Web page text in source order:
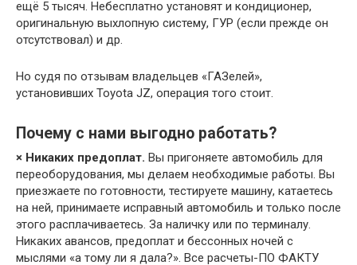
ещё 5 тысяч. Небесплатно установят и кондиционер,
оригинальную выхлопную систему, ГУР (если прежде он
отсутствовал) и др.
Но судя по отзывам владельцев «ГАЗелей»,
установивших Toyota JZ, операция того стоит.
Почему с нами выгодно работать?
× Никаких предоплат. Вы пригоняете автомобиль для
переоборудования, мы делаем необходимые работы. Вы
приезжаете по готовности, тестируете машину, катаетесь
на ней, принимаете исправный автомобиль и только после
этого расплачиваетесь. За наличку или по терминалу.
Никаких авансов, предоплат и бессонных ночей с
мыслями «а тому ли я дала?». Все расчеты-ПО ФАКТУ